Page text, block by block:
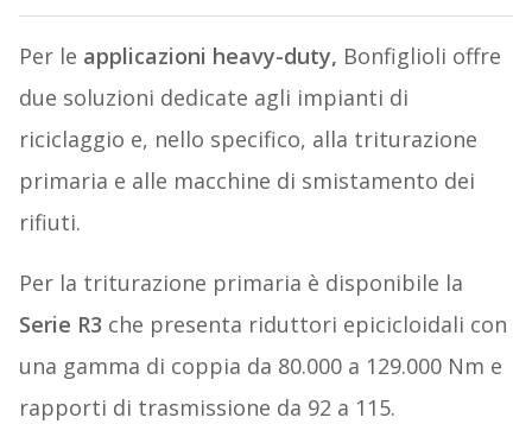
Per le applicazioni heavy-duty, Bonfiglioli offre
due soluzioni dedicate agli impianti di
riciclaggio e, nello specifico, alla triturazione
primaria e alle macchine di smistamento dei
rifiuti.
Per la triturazione primaria è disponibile la
Serie R3 che presenta riduttori epicicloidali con
una gamma di coppia da 80.000 a 129.000 Nm e
rapporti di trasmissione da 92 a 115.